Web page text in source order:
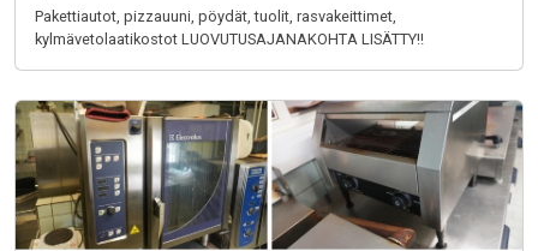
Pakettiautot, pizzauuni, pöydät, tuolit, rasvakeittimet,
kylmävetolaatikostot LUOVUTUSAJANAKOHTA LISÄTTY!!